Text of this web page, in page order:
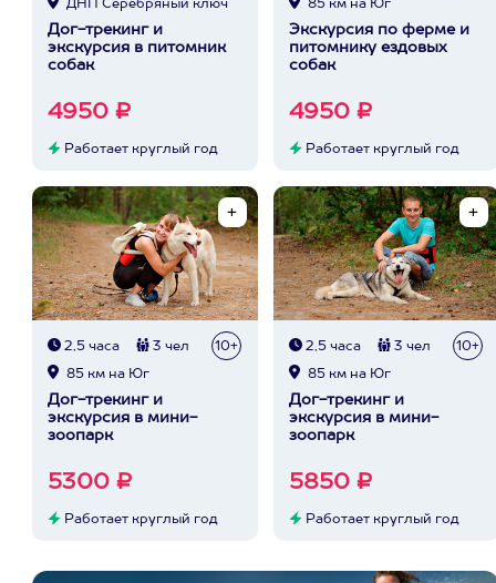
ДНП Серебряный ключ
Дог-трекинг и
экскурсия в питомник
собак
4950 ₽
Работает круглый год
85 км на Юг
Экскурсия по ферме и
питомнику ездовых
собак
4950 ₽
Работает круглый год
2,5 часа 3 чел 10+
85 км на Юг
Дог-трекинг и
экскурсия в мини-
зоопарк
5300 ₽
Работает круглый год
2,5 часа 3 чел 10+
85 км на Юг
Дог-трекинг и
экскурсия в мини-
зоопарк
5850 ₽
Работает круглый год